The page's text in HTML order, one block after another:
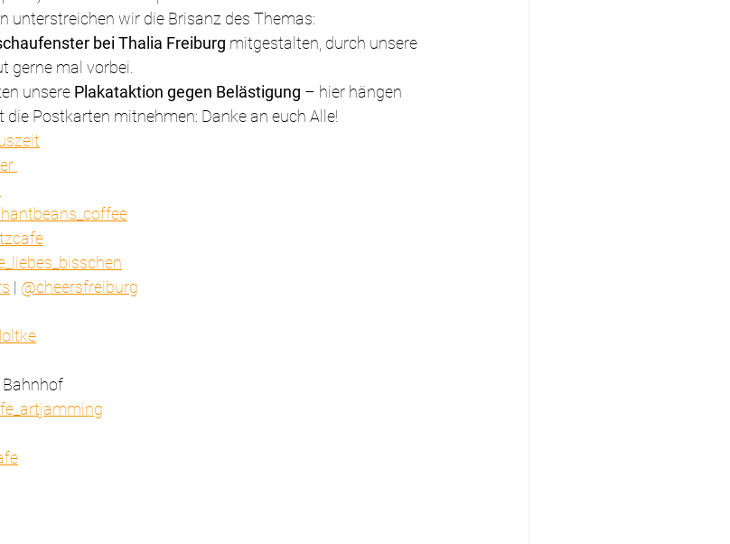
unterstreichen wir die Brisanz des Themas:
bei Thalia Freiburg mitgestalten, durch unsere
gerne mal vorbei.
unsere Plakataktion gegen Belästigung – hier hängen
Postkarten mitnehmen: Danke an euch Alle!
| @cheersfreiburg